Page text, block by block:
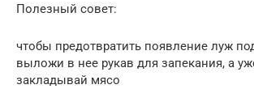
Полезный совет:
чтобы предотвратить появление луж
выложи в нее рукав для запекания, а
закладывай мясо